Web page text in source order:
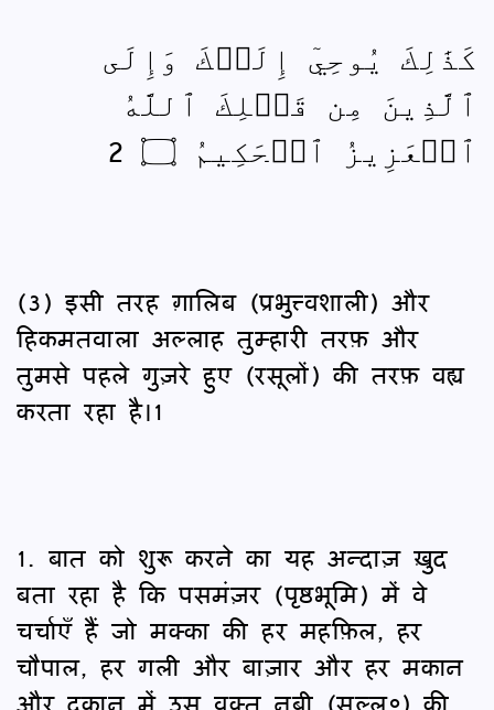
كَذَٰلِكَ يُوحِيٓ إِلَيۡكَ وَإِلَى
ٱلَّذِينَ مِن قَبۡلِكَ ٱللَّهُ
ٱلۡعَزِيزُ ٱلۡحَكِيمُ ۝ 2
(3) इसी तरह ग़ालिब (प्रभुत्त्वशाली) और
हिकमतवाला अल्लाह तुम्हारी तरफ़ और
तुमसे पहले गुज़रे हुए (रसूलों) की तरफ़ वह्य
करता रहा है।1
1. बात को शुरू करने का यह अन्दाज़ ख़ुद
बता रहा है कि पसमंज़र (पृष्ठभूमि) में वे
चर्चाएँ हैं जो मक्का की हर महफ़िल, हर
चौपाल, हर गली और बाज़ार और हर मकान